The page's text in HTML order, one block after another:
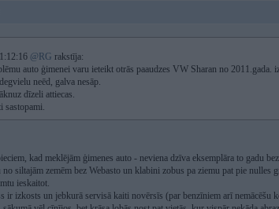
@RG rakstīja:
auto ģimenei varu ieteikt otrās paaudzes VW Sharan no 2011.gada.
neēd, galva nesāp.
dīzeli attiecas.
sastopami.
kad meklējām ģimenes auto - neviena dzīva eksemplāra to gadu
siltajām zemēm bez Webasto un klabini zobus pa ziemu pat pie nulles
ieskaitot.
ir izkosts un jebkurā servisā kaiti novērsīs (par benzīniem arī nemācēšu